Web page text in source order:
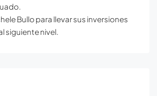
Bullo para llevar sus inversiones
siguiente nivel.